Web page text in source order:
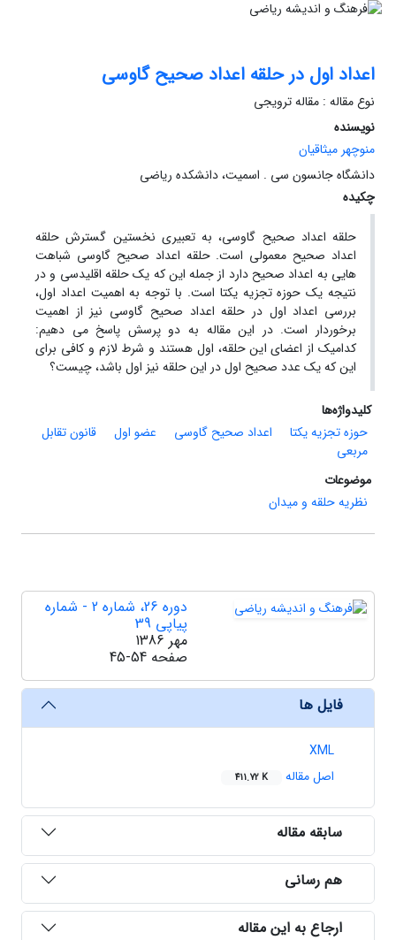
اعداد اول در حلقه اعداد صحیح گاوسی
نوع مقاله : مقاله ترویجی
نویسنده
منوچهر میثاقیان
دانشگاه جانسون سی . اسمیت، دانشکده ریاضی
چکیده
حلقه اعداد صحیح گاوسی، به تعبیری نخستین گسترش حلقه
اعداد صحیح معمولی است. حلقه اعداد صحیح گاوسی شباهت
هایی به اعداد صحیح دارد از جمله این که یک حلقه اقلیدسی و در
نتیجه یک حوزه تجزیه یکتا است. با توجه به اهمیت اعداد اول،
بررسی اعداد اول در حلقه اعداد صحیح گاوسی نیز از اهمیت
برخوردار است. در این مقاله به دو پرسش پاسخ می دهیم:
کدامیک از اعضای این حلقه، اول هستند و شرط لازم و کافی برای
این که یک عدد صحیح اول در این حلقه نیز اول باشد، چیست؟
کلیدواژه‌ها
حوزه تجزیه یکتا
اعداد صحیح گاوسی عضو اول
قانون تقابل
مربعی
موضوعات
نظریه حلقه و میدان
دوره 26، شماره 2 - شماره
پیاپی 39
مهر 1386
صفحه 45-54
فایل ها
XML
اصل مقاله
411.72 K
سابقه مقاله
هم رسانی
ارجاع به این مقاله